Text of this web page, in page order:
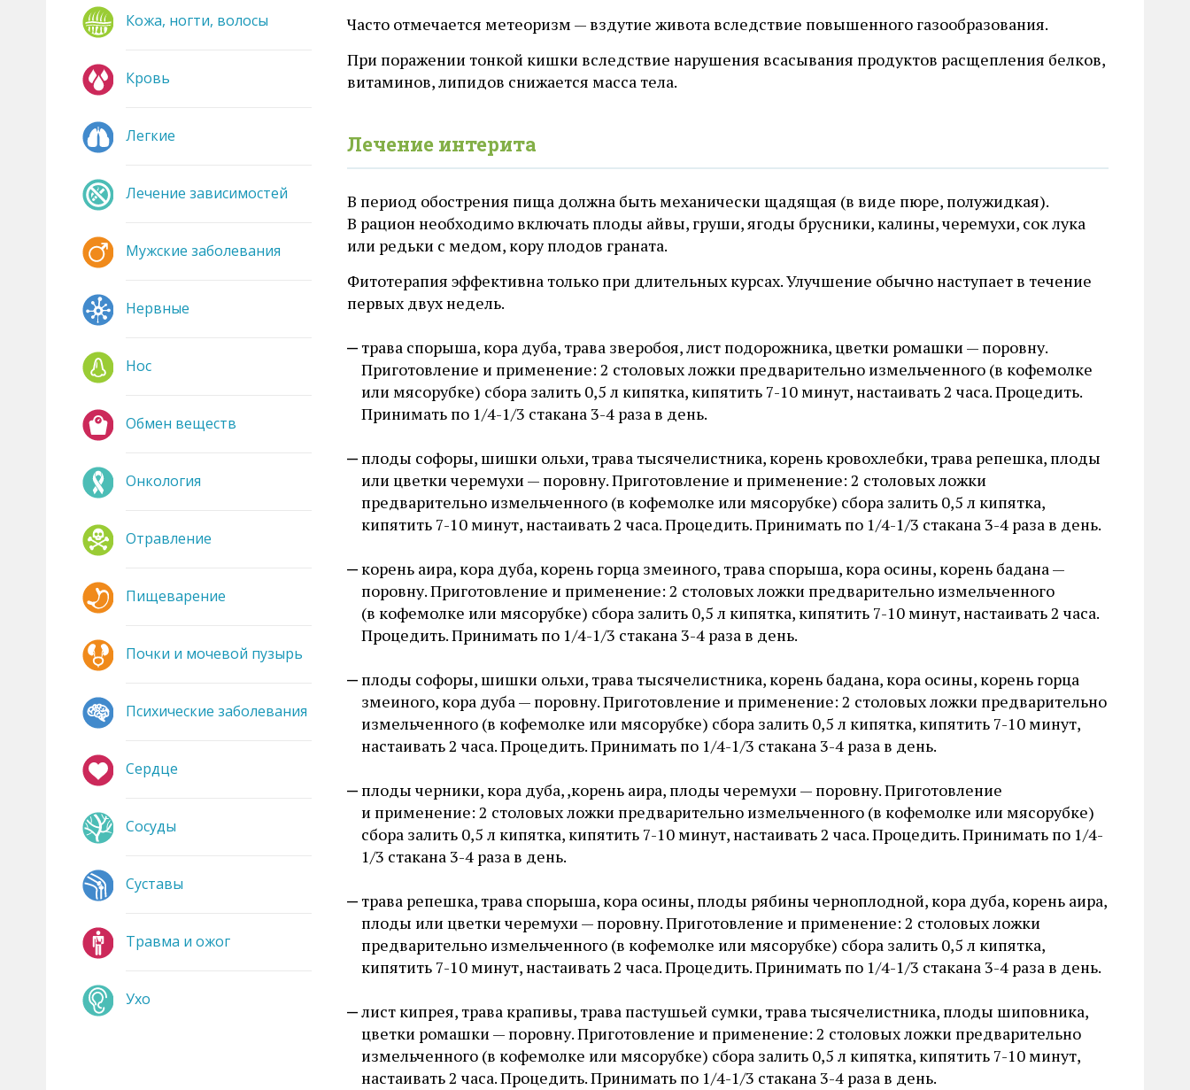
Часто отмечается метеоризм — вздутие живота вследствие повышенного газообразования.
При поражении тонкой кишки вследствие нарушения всасывания продуктов расщепления белков,
витаминов, липидов снижается масса тела.
Лечение интерита
В период обострения пища должна быть механически щадящая (в виде пюре, полужидкая).
В рацион необходимо включать плоды айвы, груши, ягоды брусники, калины, черемухи, сок лука
или редьки с медом, кору плодов граната.
Фитотерапия эффективна только при длительных курсах. Улучшение обычно наступает в течение
первых двух недель.
трава спорыша, кора дуба, трава зверобоя, лист подорожника, цветки ромашки — поровну.
Приготовление и применение: 2 столовых ложки предварительно измельченного (в кофемолке
или мясорубке) сбора залить 0,5 л кипятка, кипятить 7-10 минут, настаивать 2 часа. Процедить.
Принимать по 1/4-1/3 стакана 3-4 раза в день.
плоды софоры, шишки ольхи, трава тысячелистника, корень кровохлебки, трава репешка, плоды
или цветки черемухи — поровну. Приготовление и применение: 2 столовых ложки
предварительно измельченного (в кофемолке или мясорубке) сбора залить 0,5 л кипятка,
кипятить 7-10 минут, настаивать 2 часа. Процедить. Принимать по 1/4-1/3 стакана 3-4 раза в день.
корень аира, кора дуба, корень горца змеиного, трава спорыша, кора осины, корень бадана —
поровну. Приготовление и применение: 2 столовых ложки предварительно измельченного
(в кофемолке или мясорубке) сбора залить 0,5 л кипятка, кипятить 7-10 минут, настаивать 2 часа.
Процедить. Принимать по 1/4-1/3 стакана 3-4 раза в день.
плоды софоры, шишки ольхи, трава тысячелистника, корень бадана, кора осины, корень горца
змеиного, кора дуба — поровну. Приготовление и применение: 2 столовых ложки предварительно
измельченного (в кофемолке или мясорубке) сбора залить 0,5 л кипятка, кипятить 7-10 минут,
настаивать 2 часа. Процедить. Принимать по 1/4-1/3 стакана 3-4 раза в день.
плоды черники, кора дуба, ,корень аира, плоды черемухи — поровну. Приготовление
и применение: 2 столовых ложки предварительно измельченного (в кофемолке или мясорубке)
сбора залить 0,5 л кипятка, кипятить 7-10 минут, настаивать 2 часа. Процедить. Принимать по 1/4-
1/3 стакана 3-4 раза в день.
трава репешка, трава спорыша, кора осины, плоды рябины черноплодной, кора дуба, корень аира,
плоды или цветки черемухи — поровну. Приготовление и применение: 2 столовых ложки
предварительно измельченного (в кофемолке или мясорубке) сбора залить 0,5 л кипятка,
кипятить 7-10 минут, настаивать 2 часа. Процедить. Принимать по 1/4-1/3 стакана 3-4 раза в день.
лист кипрея, трава крапивы, трава пастушьей сумки, трава тысячелистника, плоды шиповника,
цветки ромашки — поровну. Приготовление и применение: 2 столовых ложки предварительно
измельченного (в кофемолке или мясорубке) сбора залить 0,5 л кипятка, кипятить 7-10 минут,
настаивать 2 часа. Процедить. Принимать по 1/4-1/3 стакана 3-4 раза в день.
Кожа, ногти, волосы
Кровь
Легкие
Лечение зависимостей
Мужские заболевания
Нервные
Нос
Обмен веществ
Онкология
Отравление
Пищеварение
Почки и мочевой пузырь
Психические заболевания
Сердце
Сосуды
Суставы
Травма и ожог
Ухо